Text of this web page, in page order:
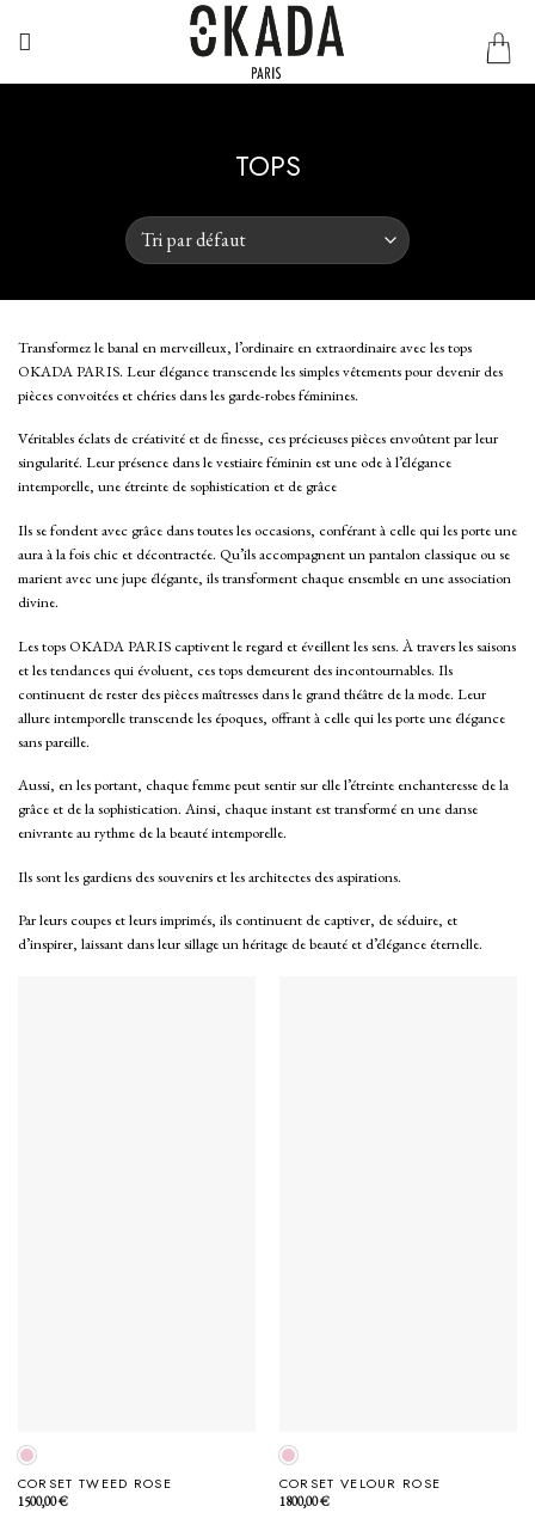
TOPS
Transformez le banal en merveilleux, l’ordinaire en extraordinaire avec les tops
OKADA PARIS. Leur élégance transcende les simples vêtements pour devenir des
pièces convoitées et chéries dans les garde-robes féminines.
Véritables éclats de créativité et de finesse, ces précieuses pièces envoûtent par leur
singularité. Leur présence dans le vestiaire féminin est une ode à l’élégance
intemporelle, une étreinte de sophistication et de grâce
Ils se fondent avec grâce dans toutes les occasions, conférant à celle qui les porte une
aura à la fois chic et décontractée. Qu’ils accompagnent un pantalon classique ou se
marient avec une jupe élégante, ils transforment chaque ensemble en une association
divine.
Les tops OKADA PARIS captivent le regard et éveillent les sens. À travers les saisons
et les tendances qui évoluent, ces tops demeurent des incontournables. Ils
continuent de rester des pièces maîtresses dans le grand théâtre de la mode. Leur
allure intemporelle transcende les époques, offrant à celle qui les porte une élégance
sans pareille.
Aussi, en les portant, chaque femme peut sentir sur elle l’étreinte enchanteresse de la
grâce et de la sophistication. Ainsi, chaque instant est transformé en une danse
enivrante au rythme de la beauté intemporelle.
Ils sont les gardiens des souvenirs et les architectes des aspirations.
Par leurs coupes et leurs imprimés, ils continuent de captiver, de séduire, et
d’inspirer, laissant dans leur sillage un héritage de beauté et d’élégance éternelle.
CORSET TWEED ROSE
1500,00€
CORSET VELOUR ROSE
1800,00€